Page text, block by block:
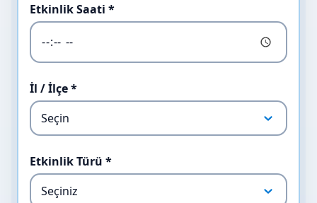
Etkinlik Saati *
İl / İlçe *
Etkinlik Türü *